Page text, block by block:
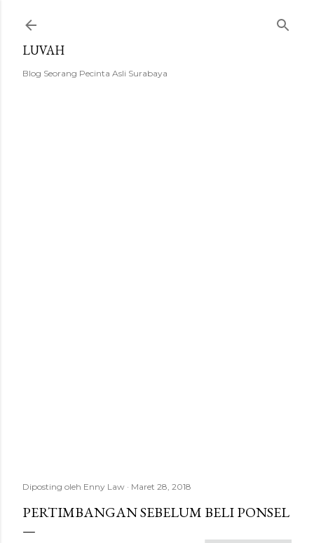
LUVAH
Blog Seorang Pecinta Asli Surabaya
Diposting oleh Enny Law Maret 28, 2018
PERTIMBANGAN SEBELUM BELI PONSEL